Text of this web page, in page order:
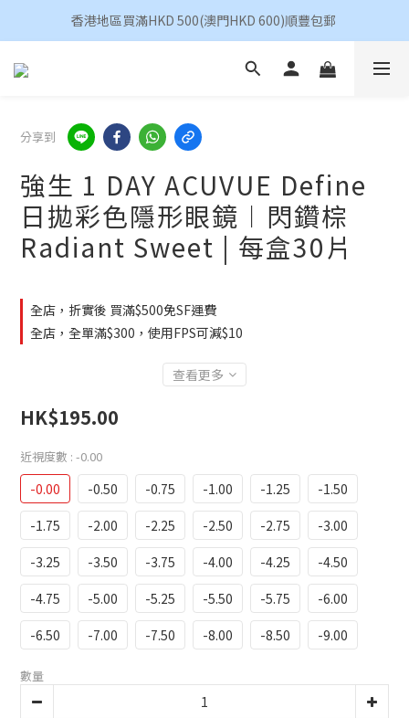
香港地區買滿HKD 500(澳門HKD 600)順豐包郵
香港地區買滿HKD 500(澳門HKD 600)順豐包郵
昆凌 Quinlivan 日拋 任選 $360/4盒
分享到
強生 1 DAY ACUVUE Define
日拋彩色隱形眼鏡︱閃鑽棕
Radiant Sweet | 每盒30片
全店，折實後 買滿$500免SF運費
全店，全單滿$300，使用FPS可減$10
查看更多
HK$195.00
近視度數 : -0.00
-0.00 -0.50 -0.75 -1.00 -1.25
-1.50
-1.75
-2.00 -2.25 -2.50 -2.75
-3.00
-3.25
-3.50 -3.75 -4.00 -4.25
-4.50
-4.75
-5.00 -5.25 -5.50 -5.75
-6.00
-6.50
-7.00 -7.50 -8.00 -8.50 -9.00
數量